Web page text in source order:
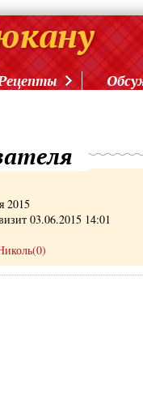
2015
03.06.2015 14:01